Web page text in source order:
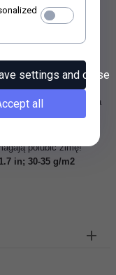
włókna
kierunkach, dzięki
Przykleja się bez
każdym
powoduje, że
wpływem kleju i nie
delikatnie naddawać na
rezultatów w
polubić zimę!
in; 30-35 g/m2
ustawienia i zamknij / Save settings and close
all